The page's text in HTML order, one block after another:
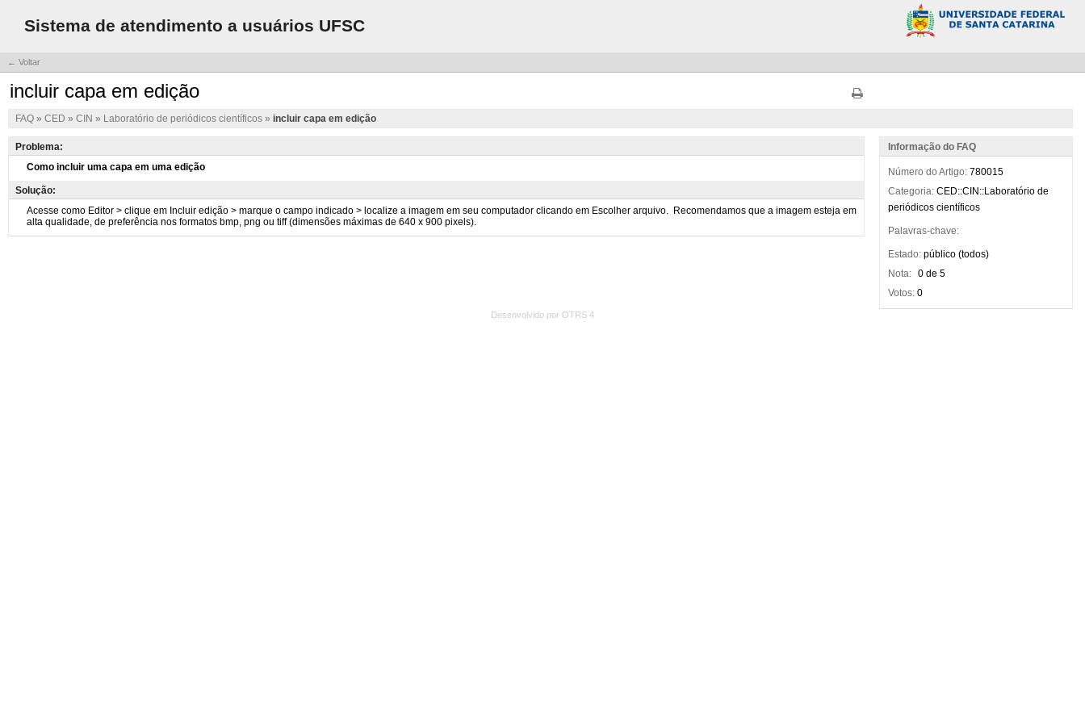
Sistema de atendimento a usuários UFSC
← Voltar
incluir capa em edição
FAQ » CED » CIN » Laboratório de periódicos científicos » incluir capa em edição
Problema:
Solução:
Informação do FAQ
Número do Artigo: 780015
Categoria: CED::CIN::Laboratório de
periódicos científicos
Palavras-chave:
Estado: público (todos)
Nota: 0 de 5
Votos: 0
Desenvolvido por OTRS 4